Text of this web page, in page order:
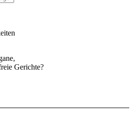
Gerichte?